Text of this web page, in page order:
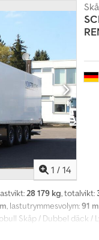
1 / 14
28 179 kg, totalvikt:
, lastutrymmesvolym:91
Skåp / Dubbel däck /
EBS - Lyftaxel -